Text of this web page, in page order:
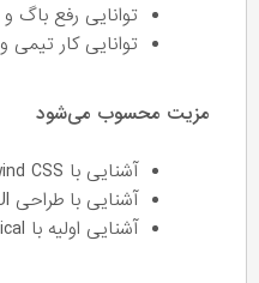
توانایی رفع باگ
توانایی کار تیمی
مزیت محسوب می‌شود
آشنایی با Tailwind CSS
آشنایی با طراحی UI برای اپلیکیشن موبایل
آشنایی اولیه با SEO Technical